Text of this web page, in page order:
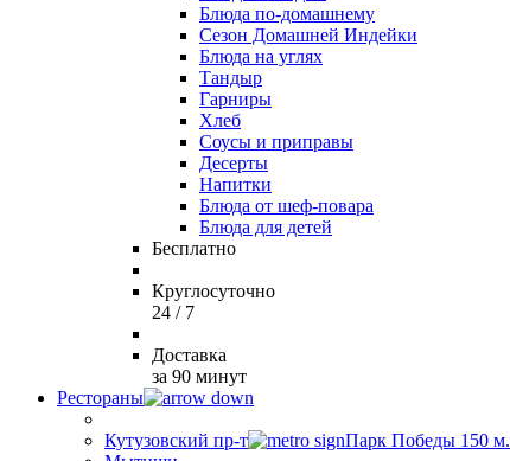
Блюда по-домашнему
Сезон Домашней Индейки
Блюда на углях
Тандыр
Гарниры
Хлеб
Соусы и приправы
Десерты
Напитки
Блюда от шеф-повара
Блюда для детей
Бесплатно
Круглосуточно
24 / 7
Доставка
за 90 минут
Рестораны
Кутузовский пр-т
Парк Победы 150 м.